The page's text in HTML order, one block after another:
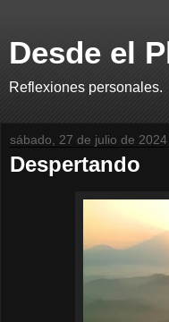
Desde el
Reflexiones personales.
sábado, 27 de julio de 2024
Despertando